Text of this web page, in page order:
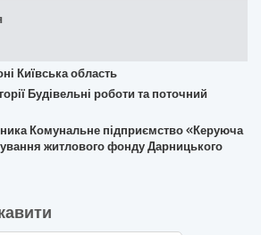
Київська область
Будівельні роботи та поточний
Комунальне підприємство «Керуюча
житлового фонду Дарницького